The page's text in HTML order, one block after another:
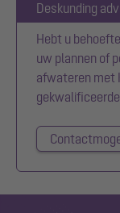
Deskunding
Hebt u
uw plannen of
afwateren met